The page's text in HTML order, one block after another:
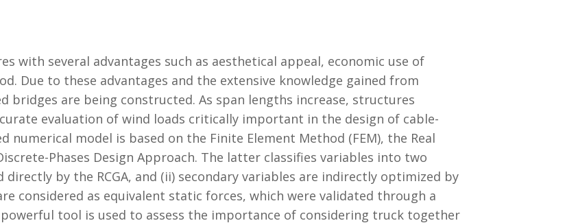
with several advantages such as aesthetical appeal, economic use of
Due to these advantages and the extensive knowledge gained from
bridges are being constructed. As span lengths increase, structures
evaluation of wind loads critically important in the design of cable-
numerical model is based on the Finite Element Method (FEM), the Real
Phases Design Approach. The latter classifies variables into two
by the RCGA, and (ii) secondary variables are indirectly optimized by
considered as equivalent static forces, which were validated through a
tool is used to assess the importance of considering truck together